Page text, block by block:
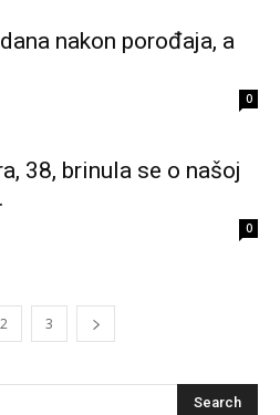
nakon porođaja, a
0
38, brinula se o našoj
0
2 3